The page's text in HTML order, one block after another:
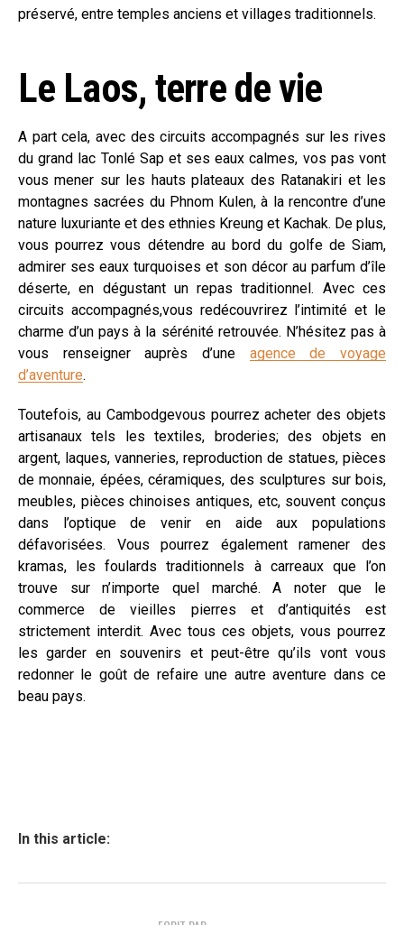
préservé, entre temples anciens et villages traditionnels.
Le Laos, terre de vie
A part cela, avec des circuits accompagnés sur les rives
du grand lac Tonlé Sap et ses eaux calmes, vos pas vont
vous mener sur les hauts plateaux des Ratanakiri et les
montagnes sacrées du Phnom Kulen, à la rencontre d’une
nature luxuriante et des ethnies Kreung et Kachak. De plus,
vous pourrez vous détendre au bord du golfe de Siam,
admirer ses eaux turquoises et son décor au parfum d’île
déserte, en dégustant un repas traditionnel. Avec ces
circuits accompagnés,vous redécouvrirez l’intimité et le
charme d’un pays à la sérénité retrouvée. N’hésitez pas à
vous renseigner auprès d’une agence de voyage
d’aventure.
Toutefois, au Cambodgevous pourrez acheter des objets
artisanaux tels les textiles, broderies; des objets en
argent, laques, vanneries, reproduction de statues, pièces
de monnaie, épées, céramiques, des sculptures sur bois,
meubles, pièces chinoises antiques, etc, souvent conçus
dans l’optique de venir en aide aux populations
défavorisées. Vous pourrez également ramener des
kramas, les foulards traditionnels à carreaux que l’on
trouve sur n’importe quel marché. A noter que le
commerce de vieilles pierres et d’antiquités est
strictement interdit. Avec tous ces objets, vous pourrez
les garder en souvenirs et peut-être qu’ils vont vous
redonner le goût de refaire une autre aventure dans ce
beau pays.
In this article: